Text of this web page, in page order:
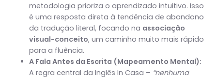
metodologia prioriza o aprendizado intuitivo. Isso
é uma resposta direta à tendência de abandono
da tradução literal, focando na associação
visual-conceito, um caminho muito mais rápido
para a fluência.
A Fala Antes da Escrita (Mapeamento Mental):
A regra central da Inglês In Casa – “nenhuma